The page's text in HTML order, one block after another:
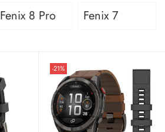
Fenix 8 Pro Fenix 7
-21%